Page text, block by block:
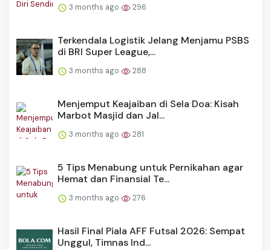
3 months ago 296
Terkendala Logistik Jelang Menjamu PSBS
di BRI Super League,...
3 months ago 288
Menjemput Keajaiban di Sela Doa: Kisah
Marbot Masjid dan Jal...
3 months ago 281
5 Tips Menabung untuk Pernikahan agar
Hemat dan Finansial Te...
3 months ago 276
Hasil Final Piala AFF Futsal 2026: Sempat
Unggul, Timnas Ind...